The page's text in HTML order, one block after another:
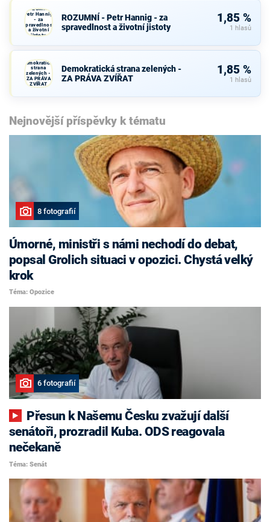
ROZUMNÍ -
Petr Hannig
- za
spravedlnost
a životní
jistoty
ROZUMNÍ - Petr Hannig - za
spravedlnost a životní jistoty
1,85 %
1 hlasů
Demokratická
strana
zelených -
ZA PRÁVA
ZVÍŘAT
Demokratická strana zelených -
ZA PRÁVA ZVÍŘAT
1,85 %
1 hlasů
Nejnovější příspěvky k tématu
8 fotografií
Úmorné, ministři s námi nechodí do debat,
popsal Grolich situaci v opozici. Chystá velký
krok
Téma: Opozice
6 fotografií
senátoři, prozradil Kuba. ODS reagovala
nečekaně
Téma: Senát